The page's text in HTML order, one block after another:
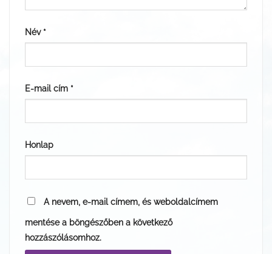
Név *
E-mail cím *
Honlap
A nevem, e-mail címem, és weboldalcímem
mentése a böngészőben a következő
hozzászólásomhoz.